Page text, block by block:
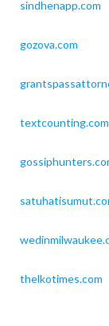
sindhenapp.com
gozova.com
textcounting.com
thelkotimes.com